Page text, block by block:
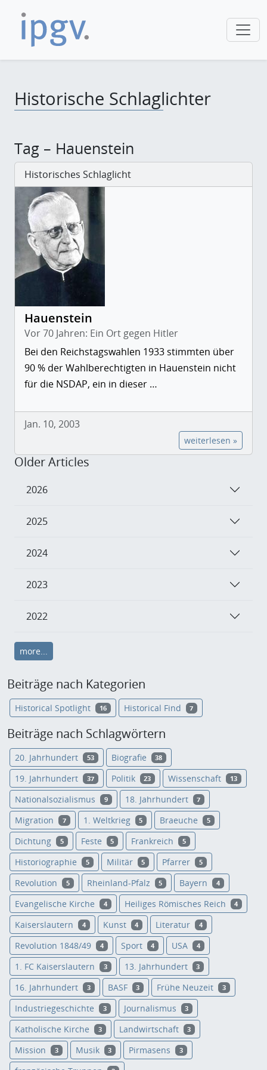
Historische Schlaglichter
Tag – Hauenstein
Historisches Schlaglicht
Hauenstein
Vor 70 Jahren: Ein Ort gegen Hitler
Bei den Reichstagswahlen 1933 stimmten über
90 % der Wahlberechtigten in Hauenstein nicht
für die NSDAP, ein in dieser …
Jan. 10, 2003
weiterlesen »
Older Articles
2026
2025
2024
2023
2022
more...
Beiträge nach Kategorien
Historical Spotlight 16 Historical Find 7
Beiträge nach Schlagwörtern
20. Jahrhundert 53 Biografie 38
19. Jahrhundert 37 Politik 23 Wissenschaft 13
Nationalsozialismus 9 18. Jahrhundert 7
Migration 7 1. Weltkrieg 5 Braeuche 5
Dichtung 5 Feste 5 Frankreich 5
Historiographie 5 Militär 5 Pfarrer 5
Revolution 5 Rheinland-Pfalz 5 Bayern 4
Evangelische Kirche 4 Heiliges Römisches Reich 4
Kaiserslautern 4 Kunst 4 Literatur 4
Revolution 1848/49 4 Sport 4 USA 4
1. FC Kaiserslautern 3 13. Jahrhundert 3
16. Jahrhundert 3 BASF 3 Frühe Neuzeit 3
Industriegeschichte 3 Journalismus 3
Katholische Kirche 3 Landwirtschaft 3
Mission 3 Musik 3 Pirmasens 3